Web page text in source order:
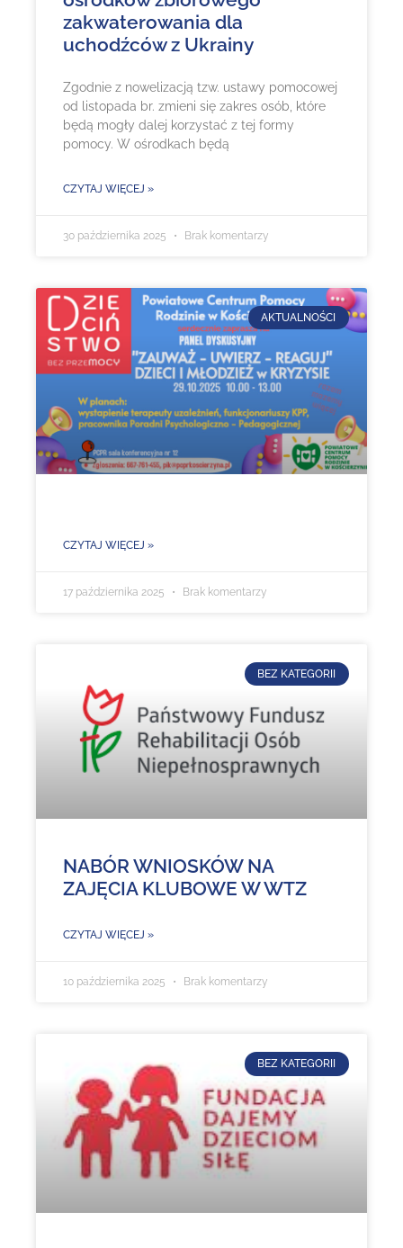
zakwaterowania dla
uchodźców z Ukrainy
Zgodnie z nowelizacją tzw. ustawy pomocowej
od listopada br. zmieni się zakres osób, które
będą mogły dalej korzystać z tej formy
pomocy. W ośrodkach będą
CZYTAJ WIĘCEJ »
30 października 2025 Brak komentarzy
AKTUALNOŚCI
CZYTAJ WIĘCEJ »
17 października 2025 Brak komentarzy
BEZ KATEGORII
NABÓR WNIOSKÓW NA
ZAJĘCIA KLUBOWE W WTZ
CZYTAJ WIĘCEJ »
10 października 2025 Brak komentarzy
BEZ KATEGORII